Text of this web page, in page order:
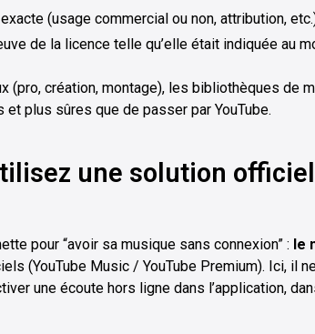
(usage commercial ou non, attribution,
de la licence telle qu’elle était indiquée au
(pro, création, montage), les bibliothèques de
plus sûres que de passer par YouTube.
une solution
pour “avoir sa musique sans connexion” : le
(YouTube Music / YouTube Premium). Ici, il
une écoute hors ligne dans l’application,